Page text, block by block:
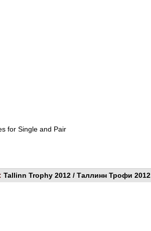
for Single and Pair
Tallinn Trophy 2012 / Таллинн Трофи 2012